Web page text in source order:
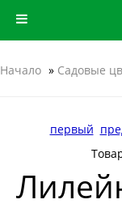
Начало » Садовые
первый